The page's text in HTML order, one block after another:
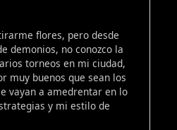
flores, pero desde
demonios, no conozco la
torneos en mi ciudad,
muy buenos que sean los
vayan a amedrentar en lo
y mi estilo de